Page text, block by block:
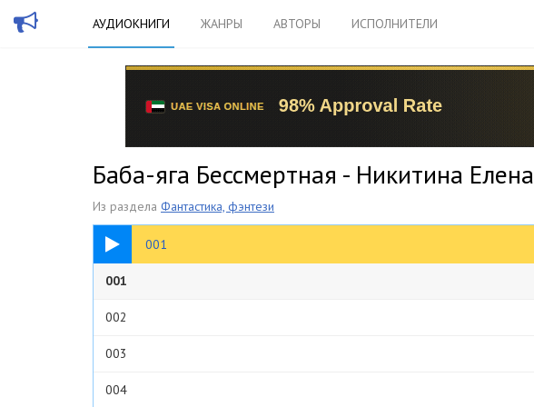
АУДИОКНИГИ ЖАНРЫ АВТОРЫ ИСПОЛНИТЕЛИ
Баба-яга Бессмертная - Никитина Елена
Из раздела Фантастика, фэнтези
001
40:14
001
002
003
004